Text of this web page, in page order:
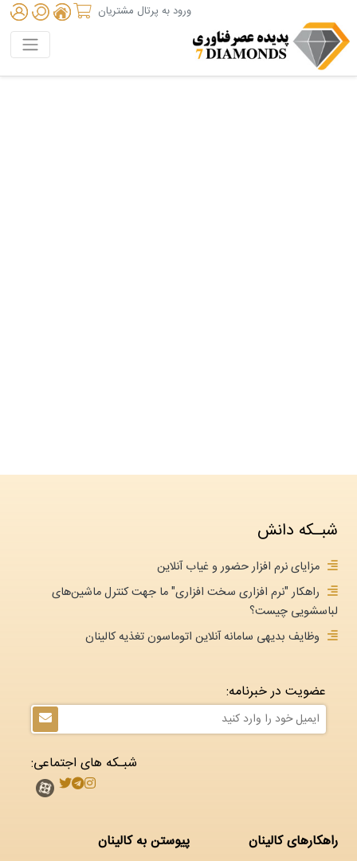
ورود به پرتال مشتریان
شبـکه دانش
مزایای نرم افزار حضور و غیاب آنلاین
راهکار "نرم افزاری سخت افزاری" ما جهت کنترل ماشین‌های
لباسشویی چیست؟
وظایف بدیهی سامانه آنلاین اتوماسون تغذیه کالینان
عضویت در خبرنامه:
شبـکه های اجتماعی:
راهکارهای کالینان پیوستن به کالینان